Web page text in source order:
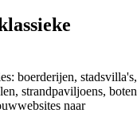
boerderijen, stadsvilla's,
strandpaviljoens, boten
naar